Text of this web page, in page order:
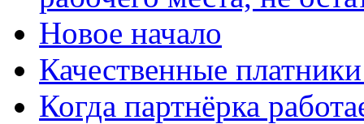
Новое начало
Качественные
Когда партнёрка